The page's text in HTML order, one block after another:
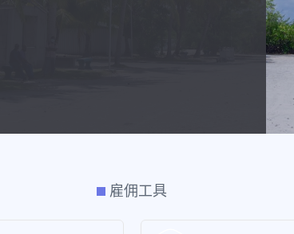
雇佣工具